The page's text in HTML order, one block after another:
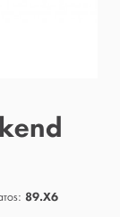
89.X6